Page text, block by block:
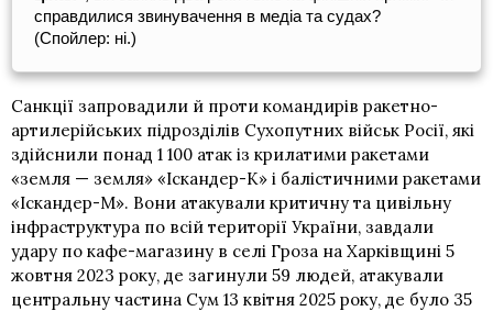
справдилися звинувачення в медіа та судах?
(Спойлер: ні.)
Санкції запровадили й проти командирів ракетно-
артилерійських підрозділів Сухопутних військ Росії, які
здійснили понад 1 100 атак із крилатими ракетами
«земля — земля» «Іскандер-К» і балістичними ракетами
«Іскандер-М». Вони атакували критичну та цивільну
інфраструктура по всій території України, завдали
удару по кафе-магазину в селі Гроза на Харківщині 5
жовтня 2023 року, де загинули 59 людей, атакували
центральну частина Сум 13 квітня 2025 року, де було 35